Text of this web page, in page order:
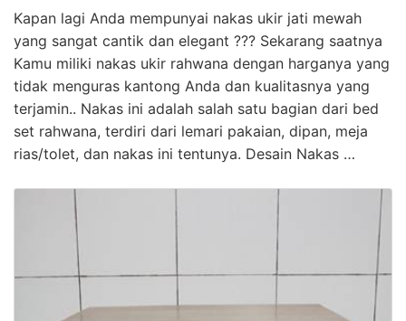
Kapan lagi Anda mempunyai nakas ukir jati mewah
yang sangat cantik dan elegant ??? Sekarang saatnya
Kamu miliki nakas ukir rahwana dengan harganya yang
tidak menguras kantong Anda dan kualitasnya yang
terjamin.. Nakas ini adalah salah satu bagian dari bed
set rahwana, terdiri dari lemari pakaian, dipan, meja
rias/tolet, dan nakas ini tentunya. Desain Nakas …